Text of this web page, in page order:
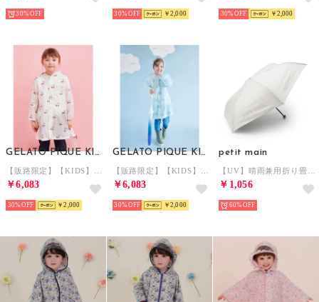
30% 30% ￥2,000 30% ￥2,000
GELATO PIQUE KIDS & BABY
￥6,083
30% ￥2,000
GELATO PIQUE KIDS & BABY
￥6,083
30% ￥2,000
petit main
￥1,056
60%